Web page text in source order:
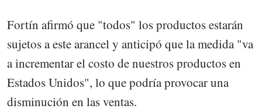
Fortín afirmó que "todos" los productos estarán
sujetos a este arancel y anticipó que la medida "va
a incrementar el costo de nuestros productos en
Estados Unidos", lo que podría provocar una
disminución en las ventas.